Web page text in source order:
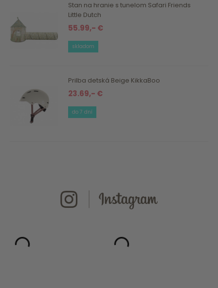
Stan na hranie s tunelom Safari Friends
Little Dutch
55.99,- €
skladom
Prilba detská Beige KikkaBoo
23.69,- €
do 7 dní